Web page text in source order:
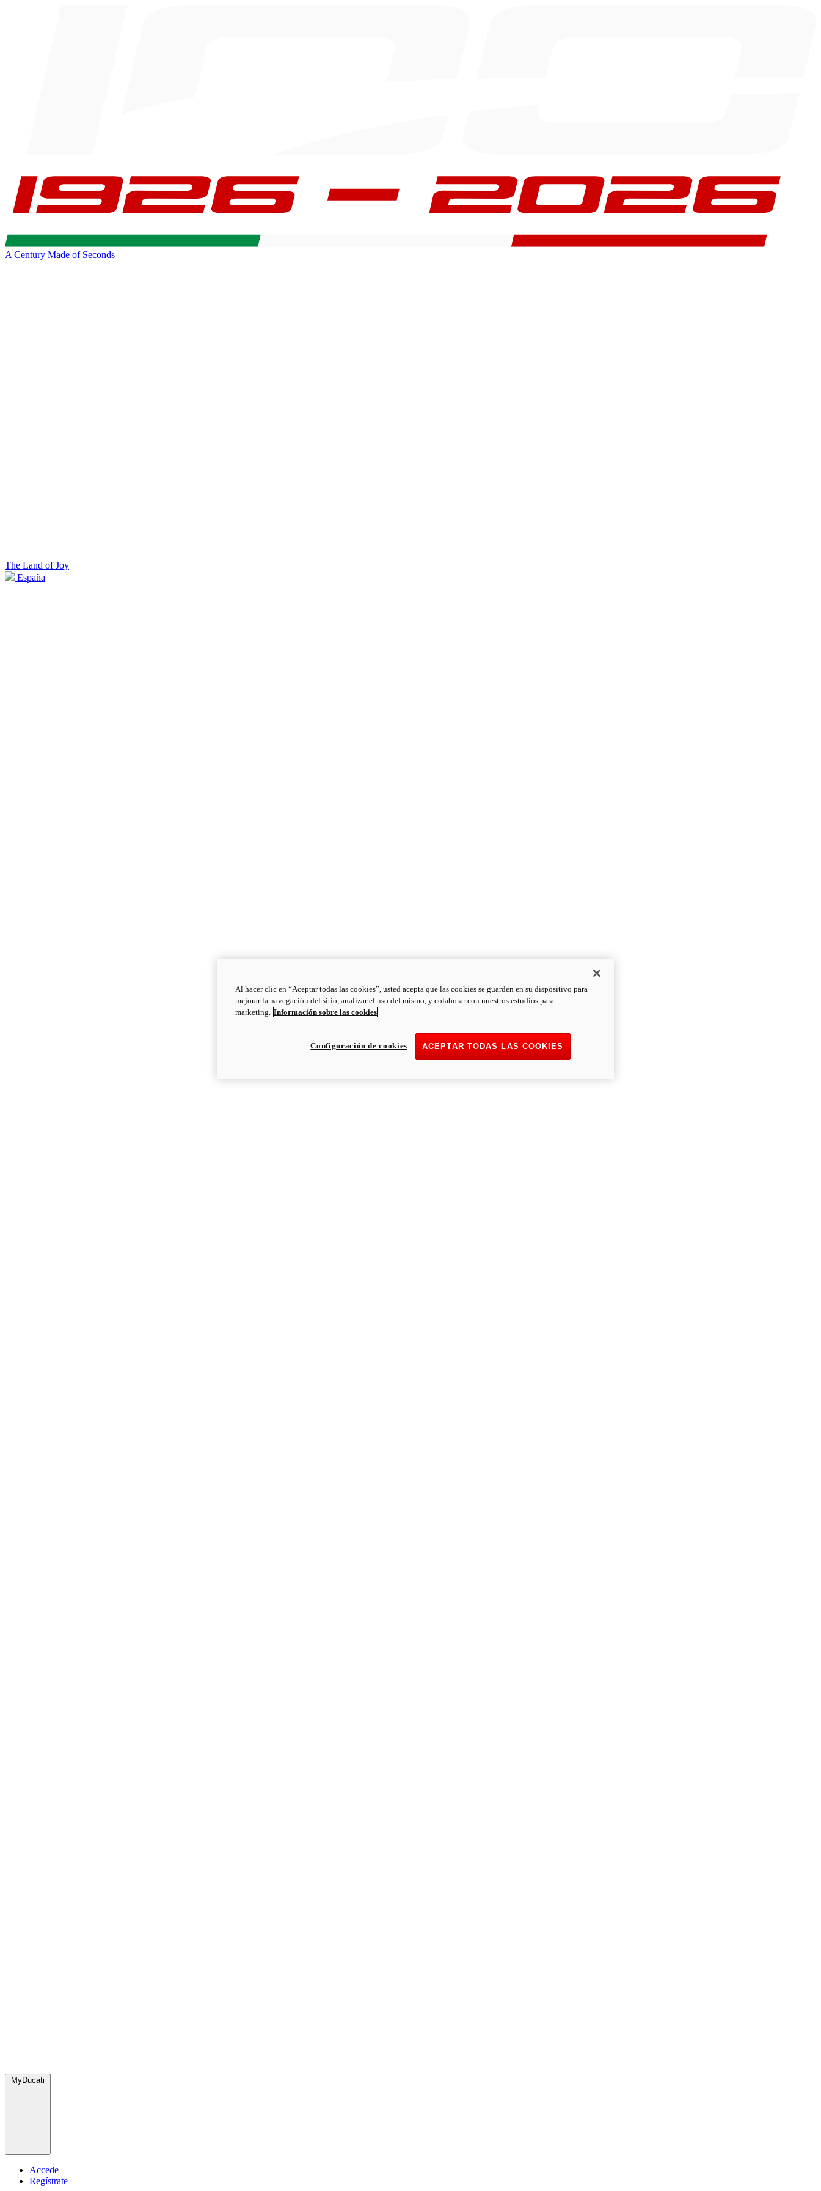
A Century Made of Seconds
The Land of Joy
España
MyDucati
Accede
Regístrate
Al hacer clic en “Aceptar todas las cookies”, usted acepta que las cookies se guarden en su dispositivo para
mejorar la navegación del sitio, analizar el uso del mismo, y colaborar con nuestros estudios para
marketing. Información sobre las cookies
ACEPTAR TODAS LAS COOKIES
Configuración de cookies